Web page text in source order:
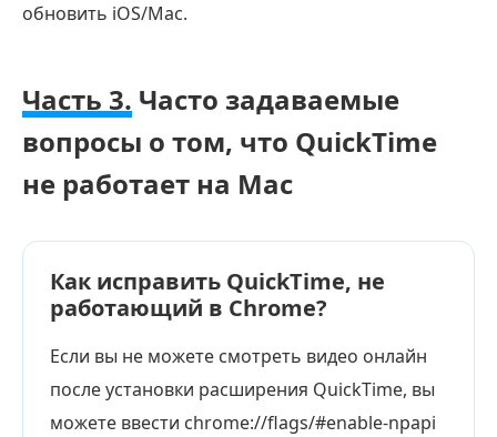
обновить iOS/Mac.
Часть 3. Часто задаваемые
вопросы о том, что QuickTime
не работает на Mac
Как исправить QuickTime, не
работающий в Chrome?
Если вы не можете смотреть видео онлайн
после установки расширения QuickTime, вы
можете ввести chrome://flags/#enable-npapi